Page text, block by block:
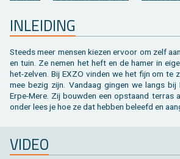
IN­LEI­DING
Steeds meer men­sen kie­zen er­voor om zelf
en tuin. Ze nemen het heft en de hamer in
het-zel­ven. Bij EXZO vin­den we het fijn om te
mee bezig zijn. Van­daag gin­gen we langs bij
Erpe-Mere. Zij bouw­den een op­staand ter­ras
on­der lees je hoe ze dat heb­ben be­leefd en
VIDEO
Bekijk alles van terras
Gleufpalen
Toebehoren
Bekijk alles van tuinafsluiting
Bekijk alles van constructie
Dierenverblijf
Onderhoudsproducten
Varia